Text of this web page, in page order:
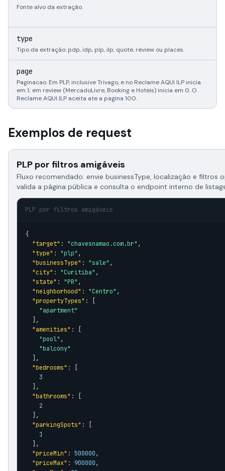
Fonte alvo da extração.
type
Tipo da extração: pdp, idp, plp, ilp, quote, review ou places.
page
Paginacao. Em PLP, inclusive Trivago, e no Reclame AQUI ILP inicia
em 1; em review (MercadoLivre, Booking e Hoteis) inicia em 0. O
Reclame AQUI ILP aceita ate a pagina 100.
Exemplos de request
PLP por filtros amigáveis
Fluxo recomendado: envie businessType, localização e filtros
valida a página pública e consulta o endpoint interno de
PLP por filtros amigáveis
{
"target" : "chavesnamao.com.br" ,
"type" : "plp" ,
"businessType" : "sale" ,
"city" : "Curitiba" ,
"state" : "PR" ,
"neighborhood" : "Centro" ,
"propertyTypes" : [
"apartment"
  ],
"amenities" : [
"pool" ,
"balcony"
  ],
"bedrooms" : [
3
  ],
"bathrooms" : [
2
  ],
"parkingSpots" : [
1
  ],
"priceMin" : 500000,
"priceMax" : 900000,